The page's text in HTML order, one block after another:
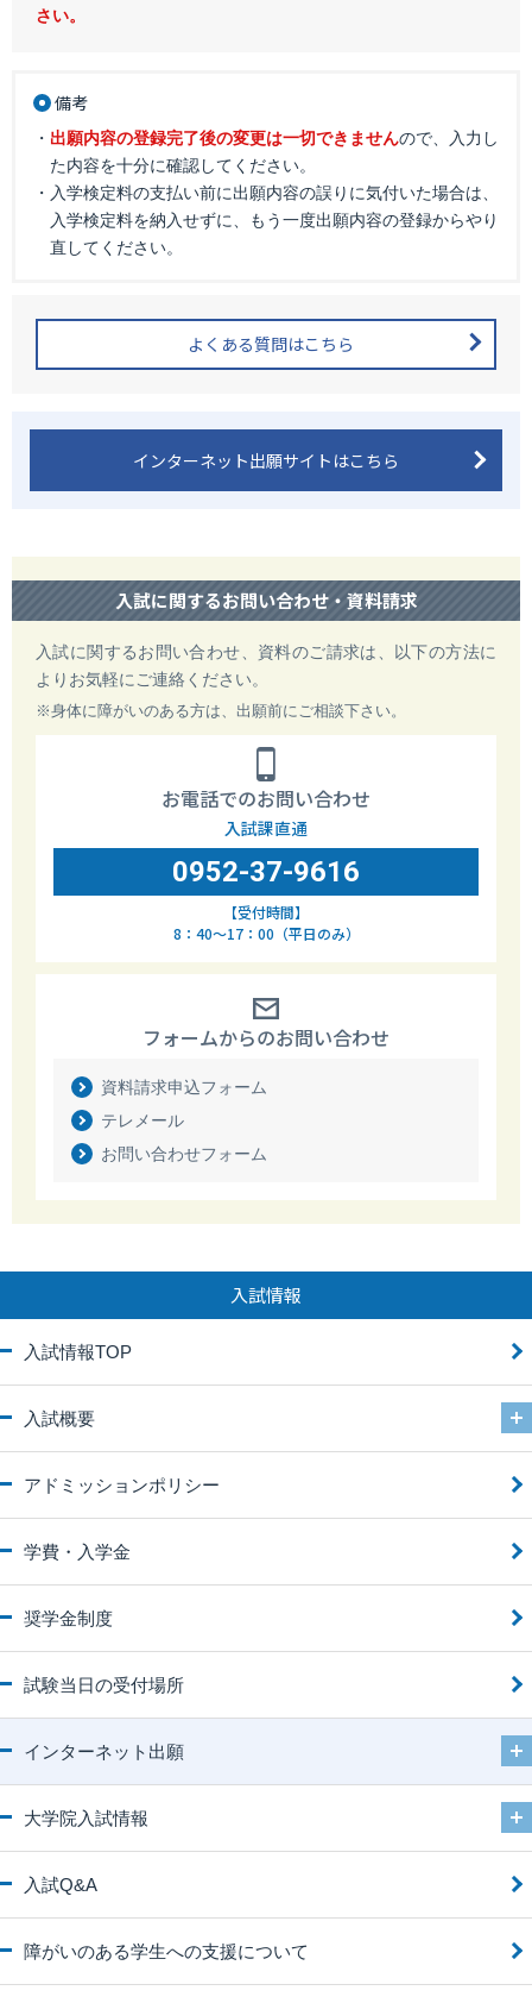
さい。
備考
・ 出願内容の登録完了後の変更は一切できませんので、入力し
た内容を十分に確認してください。
・入学検定料の支払い前に出願内容の誤りに気付いた場合は、
入学検定料を納入せずに、もう一度出願内容の登録からやり
直してください。
よくある質問はこちら
インターネット出願サイトはこちら
入試に関するお問い合わせ・資料請求
入試に関するお問い合わせ、資料のご請求は、以下の方法に
よりお気軽にご連絡ください。
※身体に障がいのある方は、出願前にご相談下さい。
お電話でのお問い合わせ
入試課直通
0952-37-9616
【受付時間】
8：40～17：00（平日のみ）
フォームからのお問い合わせ
資料請求申込フォーム
テレメール
お問い合わせフォーム
入試情報
入試情報TOP
入試概要
アドミッションポリシー
学費・入学金
奨学金制度
試験当日の受付場所
インターネット出願
大学院入試情報
入試Q&A
障がいのある学生への支援について